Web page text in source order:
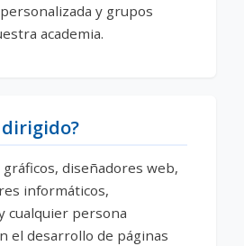
y grupos
academia.
dirigido?
diseñadores web,
informáticos,
cualquier persona
el desarrollo de páginas